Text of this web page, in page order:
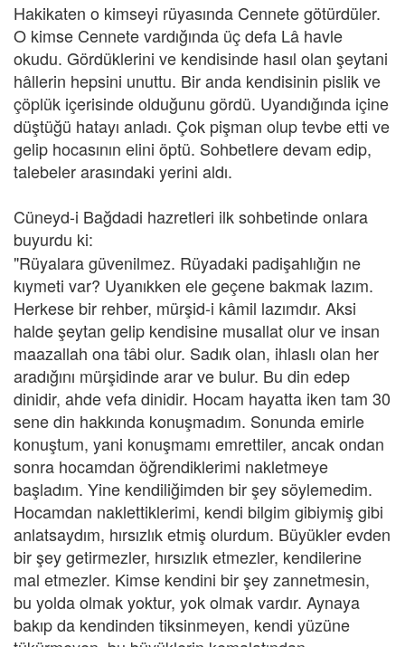
Hakikaten o kimseyi rüyasında Cennete götürdüler.
O kimse Cennete vardığında üç defa Lâ havle
okudu. Gördüklerini ve kendisinde hasıl olan şeytani
hâllerin hepsini unuttu. Bir anda kendisinin pislik ve
çöplük içerisinde olduğunu gördü. Uyandığında içine
düştüğü hatayı anladı. Çok pişman olup tevbe etti ve
gelip hocasının elini öptü. Sohbetlere devam edip,
talebeler arasındaki yerini aldı.
Cüneyd-i Bağdadi hazretleri ilk sohbetinde onlara
buyurdu ki:
"Rüyalara güvenilmez. Rüyadaki padişahlığın ne
kıymeti var? Uyanıkken ele geçene bakmak lazım.
Herkese bir rehber, mürşid-i kâmil lazımdır. Aksi
halde şeytan gelip kendisine musallat olur ve insan
maazallah ona tâbi olur. Sadık olan, ihlaslı olan her
aradığını mürşidinde arar ve bulur. Bu din edep
dinidir, ahde vefa dinidir. Hocam hayatta iken tam 30
sene din hakkında konuşmadım. Sonunda emirle
konuştum, yani konuşmamı emrettiler, ancak ondan
sonra hocamdan öğrendiklerimi nakletmeye
başladım. Yine kendiliğimden bir şey söylemedim.
Hocamdan naklettiklerimi, kendi bilgim gibiymiş gibi
anlatsaydım, hırsızlık etmiş olurdum. Büyükler evden
bir şey getirmezler, hırsızlık etmezler, kendilerine
mal etmezler. Kimse kendini bir şey zannetmesin,
bu yolda olmak yoktur, yok olmak vardır. Aynaya
bakıp da kendinden tiksinmeyen, kendi yüzüne